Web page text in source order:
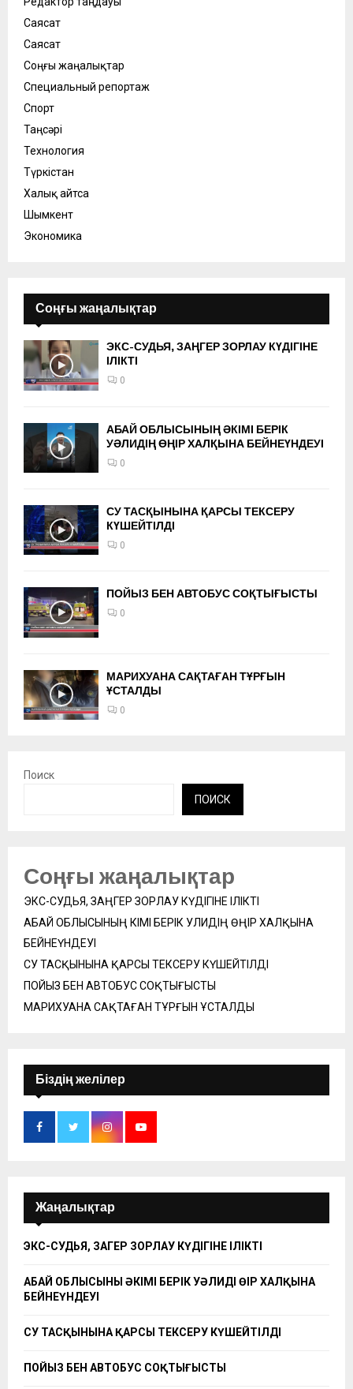
Саясат
Саясат
Соңғы жаңалықтар
Специальный репортаж
Спорт
Таңсәрі
Технология
Түркістан
Халық айтса
Шымкент
Экономика
Соңғы жаңалықтар
ЭКС-СУДЬЯ, ЗАҢГЕР ЗОРЛАУ КҮДІГІНЕ
ІЛІКТІ
0
АБАЙ ОБЛЫСЫНЫҢ ӘКІМІ БЕРІК
УӘЛИДІҢ ӨҢІР ХАЛҚЫНА БЕЙНЕҮНДЕУІ
0
СУ ТАСҚЫНЫНА ҚАРСЫ ТЕКСЕРУ
КҮШЕЙТІЛДІ
0
ПОЙЫЗ БЕН АВТОБУС СОҚТЫҒЫСТЫ
0
МАРИХУАНА САҚТАҒАН ТҰРҒЫН
ҰСТАЛДЫ
0
Поиск
ПОИСК
Соңғы жаңалықтар
ЭКС-СУДЬЯ, ЗАҢГЕР ЗОРЛАУ КҮДІГІНЕ ІЛІКТІ
АБАЙ ОБЛЫСЫНЫҢ ӘКІМІ БЕРІК УӘЛИДІҢ ӨҢІР ХАЛҚЫНА
БЕЙНЕҮНДЕУІ
СУ ТАСҚЫНЫНА ҚАРСЫ ТЕКСЕРУ КҮШЕЙТІЛДІ
ПОЙЫЗ БЕН АВТОБУС СОҚТЫҒЫСТЫ
МАРИХУАНА САҚТАҒАН ТҰРҒЫН ҰСТАЛДЫ
Біздің желілер
Жаңалықтар
ЭКС-СУДЬЯ, ЗАҢГЕР ЗОРЛАУ КҮДІГІНЕ ІЛІКТІ
АБАЙ ОБЛЫСЫНЫҢ ӘКІМІ БЕРІК УӘЛИДІҢ ӨҢІР ХАЛҚЫНА
БЕЙНЕҮНДЕУІ
СУ ТАСҚЫНЫНА ҚАРСЫ ТЕКСЕРУ КҮШЕЙТІЛДІ
ПОЙЫЗ БЕН АВТОБУС СОҚТЫҒЫСТЫ